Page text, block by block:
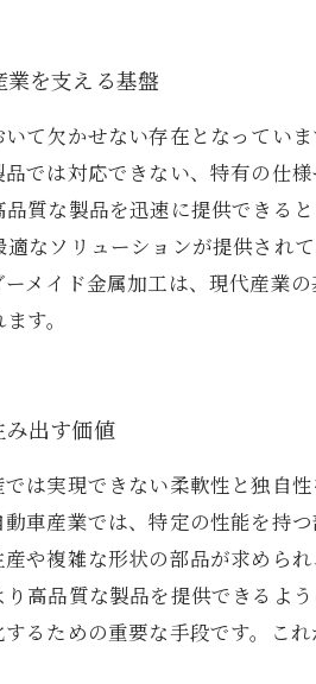
未来の加工産業を見据えて：
を支える基盤
て欠かせない存在となってい
では対応できない、特有の仕
質な製品を迅速に提供できる
なソリューションが提供され
メイド金属加工は、現代産業
す。
出す価値
は実現できない柔軟性と独自
車産業では、特定の性能を持
や複雑な形状の部品が求めら
高品質な製品を提供できるよ
るための重要な手段です。こ